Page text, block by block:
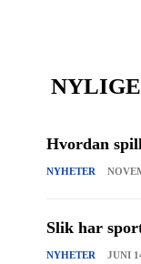
Hvordan
NYHETER
Slik har
NYHETER JUNI